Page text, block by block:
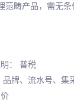
范畴产品，需无
： 普税
牌、流水号、集